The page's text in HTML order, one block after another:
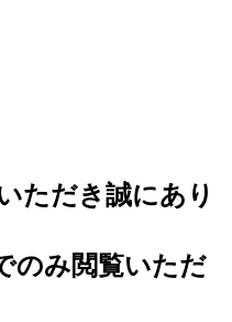
ただき誠にあり
のみ閲覧いただ